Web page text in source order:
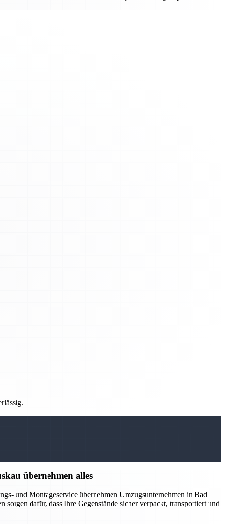
übernehmen alles
und Montageservice übernehmen Umzugsunternehmen in Bad
dafür, dass Ihre Gegenstände sicher verpackt, transportiert und